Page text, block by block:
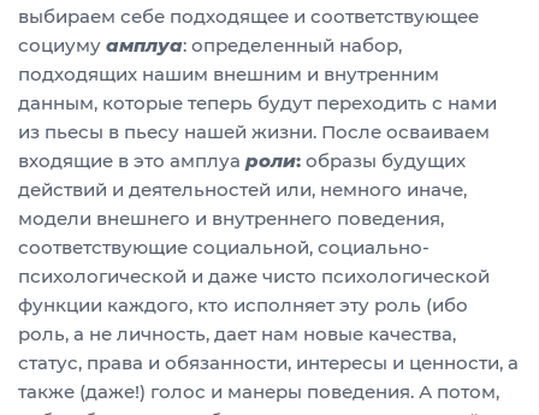
выбираем себе подходящее и соответствующее
социуму амплуа: определенный набор,
подходящих нашим внешним и внутренним
данным, которые теперь будут переходить с нами
из пьесы в пьесу нашей жизни. После осваиваем
входящие в это амплуа роли: образы будущих
действий и деятельностей или, немного иначе,
модели внешнего и внутреннего поведения,
соответствующие социальной, социально-
психологической и даже чисто психологической
функции каждого, кто исполняет эту роль (ибо
роль, а не личность, дает нам новые качества,
статус, права и обязанности, интересы и ценности, а
также (даже!) голос и манеры поведения. А потом,